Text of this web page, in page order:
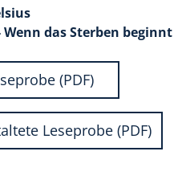
Wenn das Sterben beginnt
(PDF)
Leseprobe (PDF)